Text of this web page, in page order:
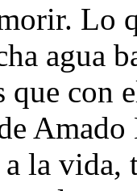
Lo
agua
que
la vida,